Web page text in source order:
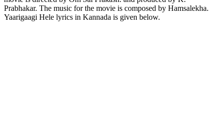
Prabhakar. The music for the movie is composed by Hamsalekha.
Yaarigaagi Hele lyrics in Kannada is given below.